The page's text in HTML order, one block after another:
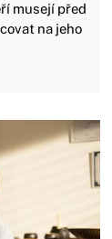
musejí před
na jeho